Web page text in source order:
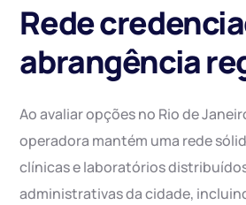
Rede
abrangência
Ao avaliar opções no Rio de
operadora mantém uma rede
clínicas e laboratórios
administrativas da cidade,